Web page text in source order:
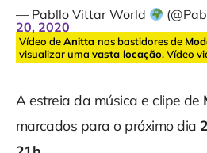
— Pabllo Vittar World
20, 2020
Vídeo deAnitta nos bastidores de
visualizar uma vasta locação. Vídeo
A estreia da música e clipe de
marcados para o próximo dia